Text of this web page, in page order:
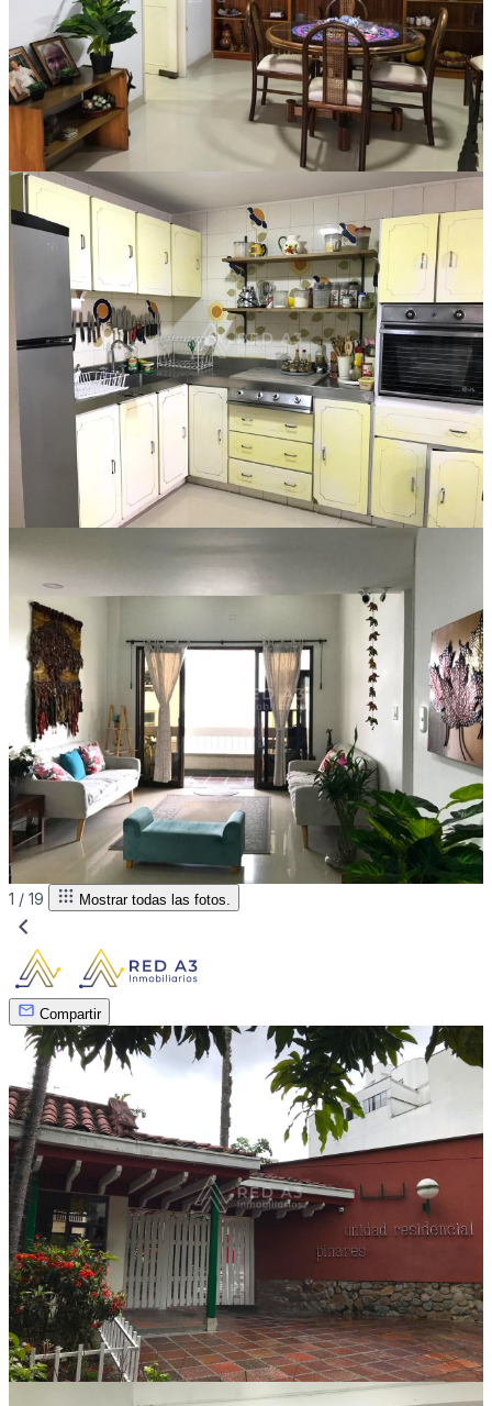
1 / 19 Mostrar todas las fotos.
Compartir